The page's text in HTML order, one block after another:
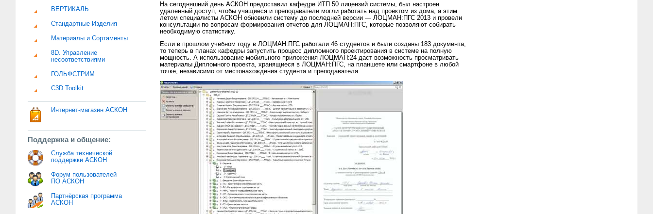
ВЕРТИКАЛЬ
Стандартные Изделия
Материалы и Сортаменты
8D. Управление
несоответствиями
ГОЛЬФСТРИМ
C3D Toolkit
Интернет-магазин АСКОН
Поддержка и общение:
Служба технической
поддержки АСКОН
Форум пользователей
ПО АСКОН
Партнёрская программа
АСКОН
На сегодняшний день АСКОН предоставил кафедре ИТП 50 лицензий системы, был настроен
удаленный доступ, чтобы учащиеся и преподаватели могли работать над проектом из дома, а этим
летом специалисты АСКОН обновили систему до последней версии — ЛОЦМАН:ПГС 2013 и провели
консультации по вопросам формирования отчетов для ЛОЦМАН:ПГС, которые позволяют собирать
необходимую статистику.
Если в прошлом учебном году в ЛОЦМАН:ПГС работали 46 студентов и были созданы 183 документа,
то теперь в планах кафедры запустить процесс дипломного проектирования в системе на полную
мощность. А использование мобильного приложения ЛОЦМАН:24 даст возможность просматривать
материалы Дипломного проекта, хранящиеся в ЛОЦМАН:ПГС, на планшете или смартфоне в любой
точке, независимо от местонахождения студента и преподавателя.